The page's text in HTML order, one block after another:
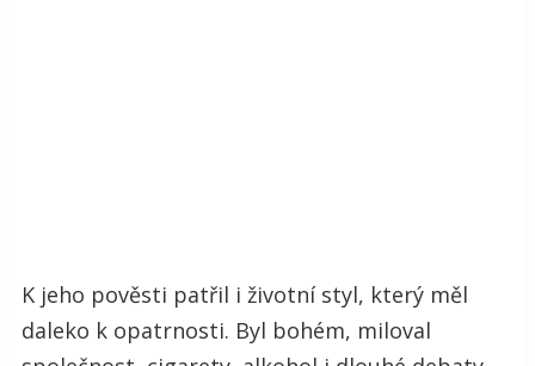
K jeho pověsti patřil i životní styl, který měl
daleko k opatrnosti. Byl bohém, miloval